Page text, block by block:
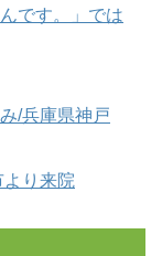
です。」では
/兵庫県神戸
より来院